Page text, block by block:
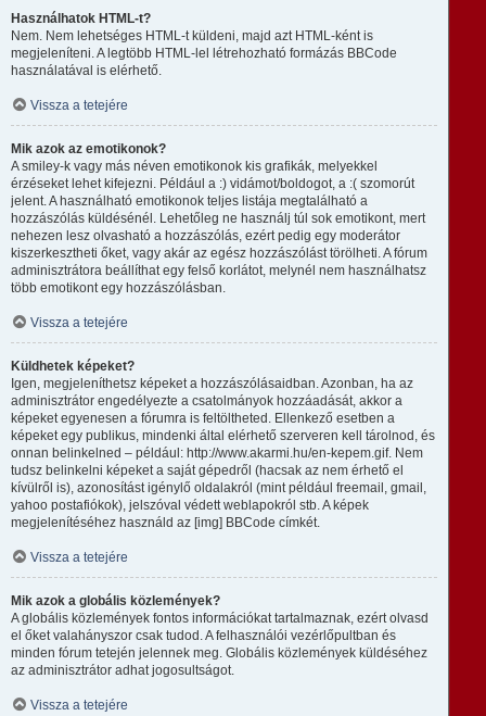
Használhatok HTML-t?
Nem. Nem lehetséges HTML-t küldeni, majd azt HTML-ként is
megjeleníteni. A legtöbb HTML-lel létrehozható formázás BBCode
használatával is elérhető.
Vissza a tetejére
Mik azok az emotikonok?
A smiley-k vagy más néven emotikonok kis grafikák, melyekkel
érzéseket lehet kifejezni. Például a :) vidámot/boldogot, a :( szomorút
jelent. A használható emotikonok teljes listája megtalálható a
hozzászólás küldésénél. Lehetőleg ne használj túl sok emotikont, mert
nehezen lesz olvasható a hozzászólás, ezért pedig egy moderátor
kiszerkesztheti őket, vagy akár az egész hozzászólást törölheti. A fórum
adminisztrátora beállíthat egy felső korlátot, melynél nem használhatsz
több emotikont egy hozzászólásban.
Vissza a tetejére
Küldhetek képeket?
Igen, megjeleníthetsz képeket a hozzászólásaidban. Azonban, ha az
adminisztrátor engedélyezte a csatolmányok hozzáadását, akkor a
képeket egyenesen a fórumra is feltöltheted. Ellenkező esetben a
képeket egy publikus, mindenki által elérhető szerveren kell tárolnod, és
onnan belinkelned – például: http://www.akarmi.hu/en-kepem.gif. Nem
tudsz belinkelni képeket a saját gépedről (hacsak az nem érhető el
kívülről is), azonosítást igénylő oldalakról (mint például freemail, gmail,
yahoo postafiókok), jelszóval védett weblapokról stb. A képek
megjelenítéséhez használd az [img] BBCode címkét.
Vissza a tetejére
Mik azok a globális közlemények?
A globális közlemények fontos információkat tartalmaznak, ezért olvasd
el őket valahányszor csak tudod. A felhasználói vezérlőpultban és
minden fórum tetején jelennek meg. Globális közlemények küldéséhez
az adminisztrátor adhat jogosultságot.
Vissza a tetejére